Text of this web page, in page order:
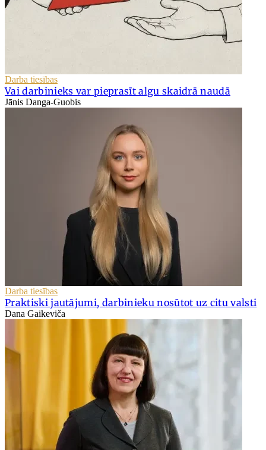
Darba tiesības
Vai darbinieks var pieprasīt algu skaidrā naudā
Jānis Danga-Guobis
Darba tiesības
Praktiski jautājumi, darbinieku nosūtot uz citu valsti
Dana Gaikeviča